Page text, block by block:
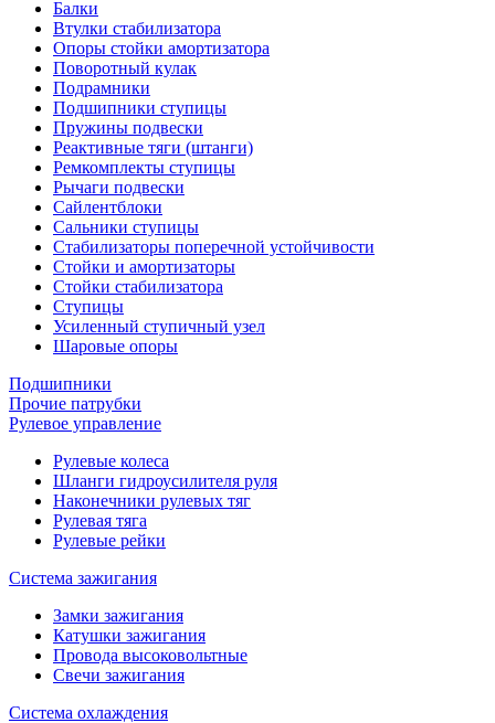
Балки
Втулки стабилизатора
Опоры стойки амортизатора
Поворотный кулак
Подрамники
Подшипники ступицы
Пружины подвески
Реактивные тяги (штанги)
Ремкомплекты ступицы
Рычаги подвески
Сайлентблоки
Сальники ступицы
Стабилизаторы поперечной устойчивости
Стойки и амортизаторы
Стойки стабилизатора
Ступицы
Усиленный ступичный узел
Шаровые опоры
Подшипники
Прочие патрубки
Рулевое управление
Рулевые колеса
Шланги гидроусилителя руля
Наконечники рулевых тяг
Рулевая тяга
Рулевые рейки
Система зажигания
Замки зажигания
Катушки зажигания
Провода высоковольтные
Свечи зажигания
Система охлаждения